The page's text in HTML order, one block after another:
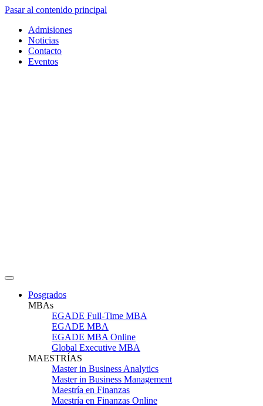
Pasar al contenido principal
Admisiones
Noticias
Contacto
Eventos
Posgrados
MBAs
EGADE Full-Time MBA
EGADE MBA
EGADE MBA Online
Global Executive MBA
MAESTRÍAS
Master in Business Analytics
Master in Business Management
Maestría en Finanzas
Maestría en Finanzas Online